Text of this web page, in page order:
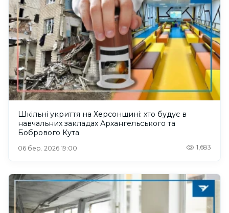
Шкільні укриття на Херсонщині: хто будує в
навчальних закладах Архангельського та
Бобрового Кута
06 бер. 2026 19:00 1,683